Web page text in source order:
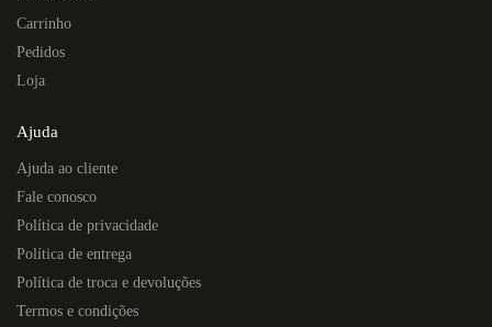
Carrinho
Pedidos
Loja
Ajuda
Ajuda ao cliente
Fale conosco
Política de privacidade
Política de entrega
Política de troca e devoluções
Termos e condições